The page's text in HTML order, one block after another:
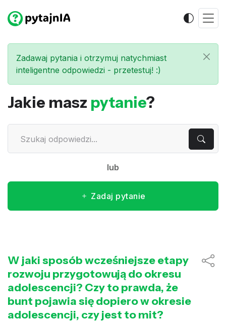
Zadawaj pytania i otrzymuj natychmiast
inteligentne odpowiedzi - przetestuj! :)
Jakie masz pytanie?
lub
Zadaj pytanie
W jaki sposób wcześniejsze etapy
rozwoju przygotowują do okresu
adolescencji? Czy to prawda, że
bunt pojawia się dopiero w okresie
adolescencji, czy jest to mit?